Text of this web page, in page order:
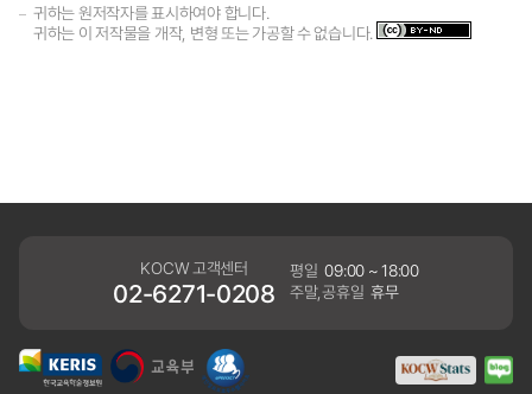
귀하는 원저작자를 표시하여야 합니다.
귀하는 이 저작물을 개작, 변형 또는 가공할 수 없습니다.
KOCW 고객센터
02-6271-0208
평일 09:00 ~ 18:00
주말,공휴일 휴무